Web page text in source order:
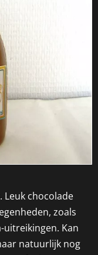
Leuk chocolade
zoals
Kan
natuurlijk nog